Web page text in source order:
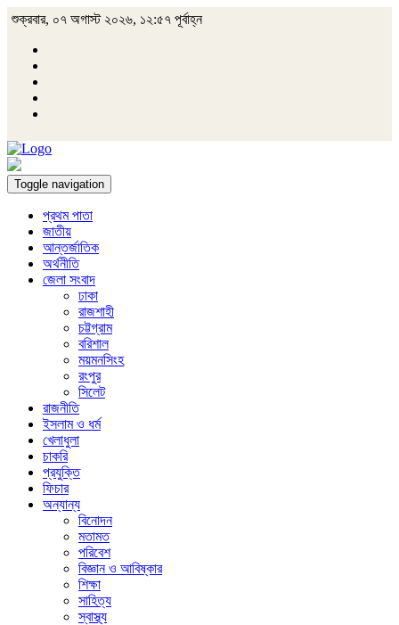
শুক্রবার, ০৭ অগাস্ট ২০২৬, ১২:৫৭ পূর্বাহ্ন
Toggle navigation
প্রথম পাতা
জাতীয়
আন্তর্জাতিক
অর্থনীতি
জেলা সংবাদ
ঢাকা
রাজশাহী
চট্টগ্রাম
বরিশাল
ময়মনসিংহ
রংপুর
সিলেট
রাজনীতি
ইসলাম ও ধর্ম
খেলাধুলা
চাকরি
প্রযুক্তি
ফিচার
অন্যান্য
বিনোদন
মতামত
পরিবেশ
বিজ্ঞান ও আবিষ্কার
শিক্ষা
সাহিত্য
স্বাস্থ্য